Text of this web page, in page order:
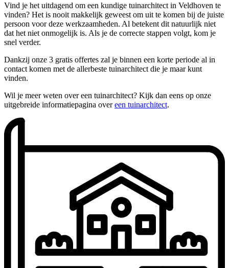
Vind je het uitdagend om een kundige tuinarchitect in Veldhoven te
vinden? Het is nooit makkelijk geweest om uit te komen bij de juiste
persoon voor deze werkzaamheden. Al betekent dit natuurlijk niet
dat het niet onmogelijk is. Als je de correcte stappen volgt, kom je
snel verder.
Dankzij onze 3 gratis offertes zal je binnen een korte periode al in
contact komen met de allerbeste tuinarchitect die je maar kunt
vinden.
Wil je meer weten over een tuinarchitect? Kijk dan eens op onze
uitgebreide informatiepagina overeen tuinarchitect.